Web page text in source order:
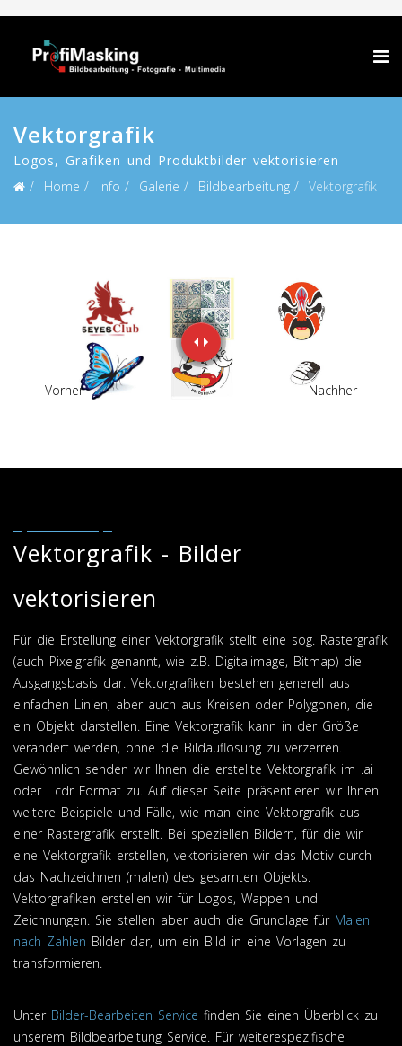
Vektorgrafik
Logos, Grafiken und Produktbilder vektorisieren
Home
Info Galerie Bildbearbeitung Vektorgrafik
Nachher
Vorher
Vektorgrafik - Bilder
vektorisieren
Für die Erstellung einer Vektorgrafik stellt eine sog. Rastergrafik
(auch Pixelgrafik genannt, wie z.B. Digitalimage, Bitmap) die
Ausgangsbasis dar. Vektorgrafiken bestehen generell aus
einfachen Linien, aber auch aus Kreisen oder Polygonen, die
ein Objekt darstellen. Eine Vektorgrafik kann in der Größe
verändert werden, ohne die Bildauflösung zu verzerren.
Gewöhnlich senden wir Ihnen die erstellte Vektorgrafik im .ai
oder . cdr Format zu. Auf dieser Seite präsentieren wir Ihnen
weitere Beispiele und Fälle, wie man eine Vektorgrafik aus
einer Rastergrafik erstellt. Bei speziellen Bildern, für die wir
eine Vektorgrafik erstellen, vektorisieren wir das Motiv durch
das Nachzeichnen (malen) des gesamten Objekts.
Vektorgrafiken erstellen wir für Logos, Wappen und
Zeichnungen. Sie stellen aber auch die Grundlage für Malen
nach Zahlen Bilder dar, um ein Bild in eine Vorlagen zu
transformieren.
Unter Bilder-Bearbeiten Service finden Sie einen Überblick zu
unserem Bildbearbeitung Service. Für weiterespezifische